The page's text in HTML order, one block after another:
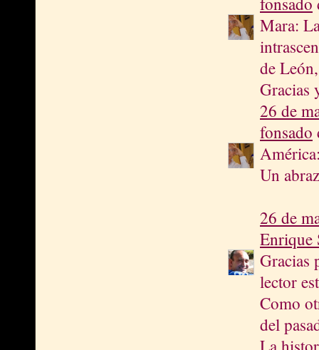
Mara:
de
Gracias
26 de
fonsado
Un
26 de
Enrique
Gracias
lector
Como
del